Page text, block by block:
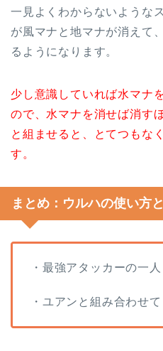
一見よくわからないような
が風マナと地マナが消えて
るようになります。
少し意識していれば水マナ
ので、水マナを消せば消す
と組ませると、とてつもな
す。
まとめ：ウルハの使い方
・最強アタッカーの一
・ユアンと組み合わせ